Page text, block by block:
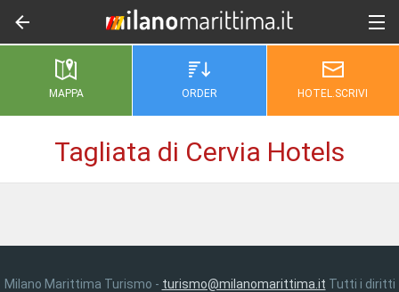
MAPPA ORDER HOTEL.SCRIVI
Tagliata di Cervia Hotels
Milano Marittima Turismo - turismo@milanomarittima.it Tutti i diritti